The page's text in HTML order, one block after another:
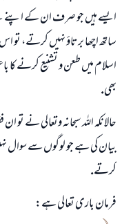
ايسے ہيں جو صرف ان كے اپنے
ساتھ اچھا برتاؤ نہيں كرتے،
اسلام ميں طعن و تشنيع كرنے
بھى.
حالانكہ اللہ سبحانہ وتعالى نے
بيان كى ہے جو لوگوں سے سوال
كرتے.
فرمان بارى تعالى ہے: